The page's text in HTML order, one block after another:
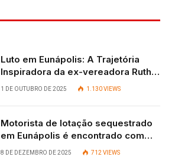
Luto em Eunápolis: A Trajetória
Inspiradora da ex-vereadora Ruth
Contadora
1 DE OUTUBRO DE 2025 1.130VIEWS
Motorista de lotação sequestrado
em Eunápolis é encontrado com
vida após quatro dias.
8 DE DEZEMBRO DE 2025 712VIEWS